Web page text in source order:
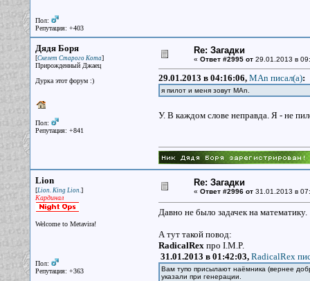
Пол:
Репутация: +403
Дядя Боря
[Скелет Старого Кота]
Прирожденный Джаец
Дурка этот форум :)
Пол:
Репутация: +841
Re: Загадки
« Ответ #2995 от29.01.2013 в
29.01.2013 в 04:16:06, MAn писал(a):
я пилот и меня зовут MAn.
У. В каждом слове неправда. Я - не
Lion
[Lion. King Lion.]
Кардинал
Welcome to Metavira!
Пол:
Репутация: +363
Re: Загадки
« Ответ #2996 от31.01.2013 в
Давно не было задачек на математику.
А тут такой повод:
RadicalRexпро I.M.P.
31.01.2013 в 01:42:03, RadicalRex
Вам тупо присылают наёмника (вернее
указали при генерации.